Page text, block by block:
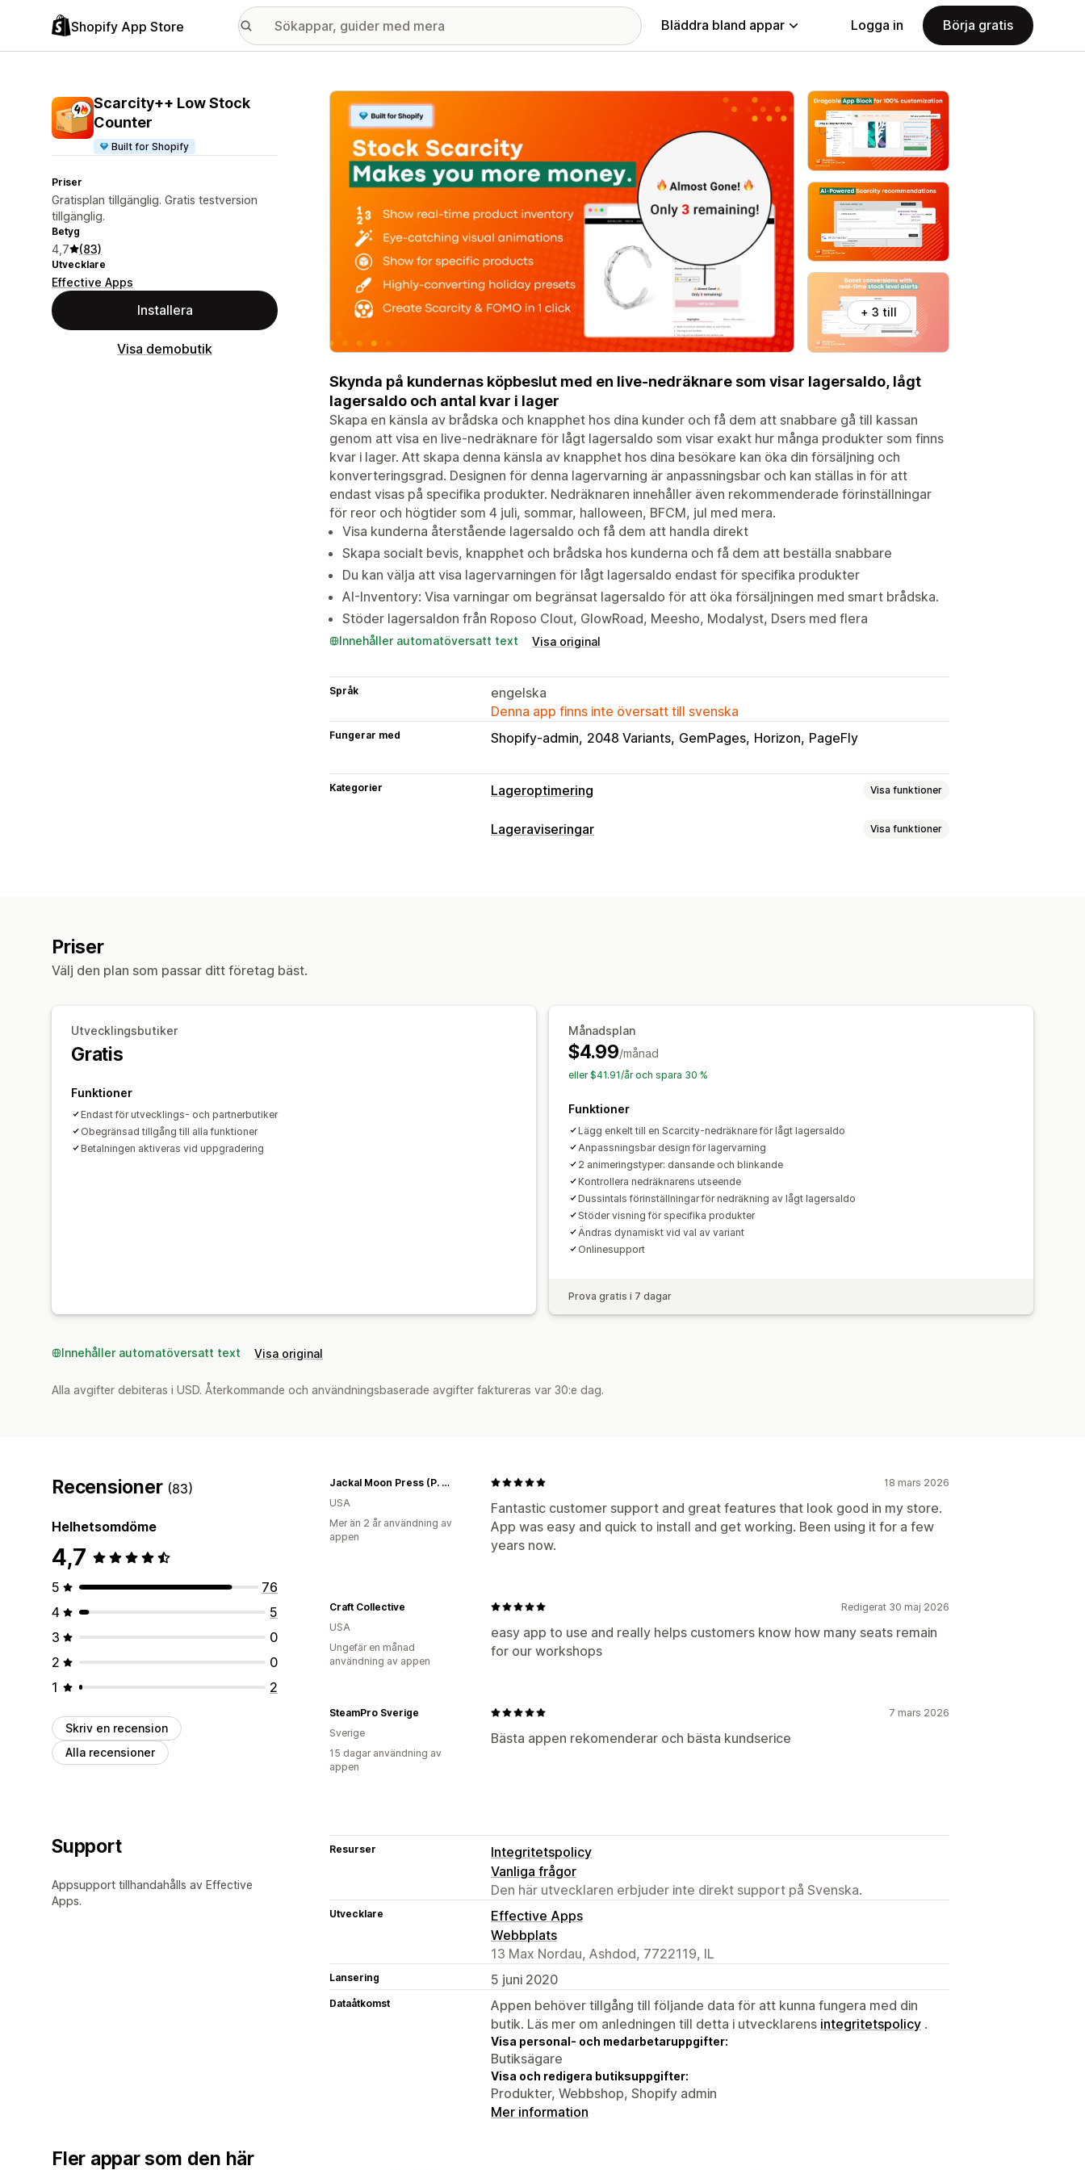
Shopify App Store Bläddra bland appar Logga in Börja gratis
Scarcity++ Low Stock
Counter
Built for Shopify
Priser
Gratisplan tillgänglig. Gratis testversion
tillgänglig.
Betyg
4,7 (83)
Utvecklare
Effective Apps
Installera
Visa demobutik
Galleri med utvalda bilder
+ 3 till
Skynda på kundernas köpbeslut med en live-nedräknare som visar lagersaldo, lågt
lagersaldo och antal kvar i lager
Skapa en känsla av brådska och knapphet hos dina kunder och få dem att snabbare gå till kassan
genom att visa en live-nedräknare för lågt lagersaldo som visar exakt hur många produkter som finns
kvar i lager. Att skapa denna känsla av knapphet hos dina besökare kan öka din försäljning och
konverteringsgrad. Designen för denna lagervarning är anpassningsbar och kan ställas in för att
endast visas på specifika produkter. Nedräknaren innehåller även rekommenderade förinställningar
för reor och högtider som 4 juli, sommar, halloween, BFCM, jul med mera.
Visa kunderna återstående lagersaldo och få dem att handla direkt
Skapa socialt bevis, knapphet och brådska hos kunderna och få dem att beställa snabbare
Du kan välja att visa lagervarningen för lågt lagersaldo endast för specifika produkter
AI-Inventory: Visa varningar om begränsat lagersaldo för att öka försäljningen med smart brådska.
Stöder lagersaldon från Roposo Clout, GlowRoad, Meesho, Modalyst, Dsers med flera
Innehåller automatöversatt text Visa original
Språk
engelska
Denna app finns inte översatt till svenska
Fungerar med Shopify-admin 2048 Variants GemPages Horizon PageFly
Kategorier Lageroptimering Visa funktioner
Lagerhantering
Lageraviseringar Visa funktioner
Priser
Välj den plan som passar ditt företag bäst.
Utvecklingsbutiker
Gratis
Funktioner
Endast för utvecklings- och partnerbutiker
Obegränsad tillgång till alla funktioner
Betalningen aktiveras vid uppgradering
Månadsplan
$4.99/månad
eller $41.91/år och spara 30 %
Funktioner
Lägg enkelt till en Scarcity-nedräknare för lågt lagersaldo
Anpassningsbar design för lagervarning
2 animeringstyper: dansande och blinkande
Kontrollera nedräknarens utseende
Dussintals förinställningar för nedräkning av lågt lagersaldo
Stöder visning för specifika produkter
Ändras dynamiskt vid val av variant
Onlinesupport
Prova gratis i 7 dagar
Innehåller automatöversatt text Visa original
Alla avgifter debiteras i USD. Återkommande och användningsbaserade avgifter faktureras var 30:e dag.
Recensioner (83)
Helhetsomdöme
4,7
5
76
4
5
3
0
2
0
1
2
Skriv en recension
Alla recensioner
18 mars 2026
Fantastic customer support and great features that look good in my store.
App was easy and quick to install and get working. Been using it for a few
years now.
Jackal Moon Press (P. Anastasia)
USA
Mer än 2 år användning av
appen
Redigerat 30 maj 2026
easy app to use and really helps customers know how many seats remain
for our workshops
Craft Collective
USA
Ungefär en månad
användning av appen
7 mars 2026
Bästa appen rekomenderar och bästa kundserice
SteamPro Sverige
Sverige
15 dagar användning av
appen
Support
Appsupport tillhandahålls av Effective
Apps.
Resurser
Integritetspolicy
Vanliga frågor
Den här utvecklaren erbjuder inte direkt support på Svenska.
Utvecklare
Effective Apps
Webbplats
13 Max Nordau, Ashdod, 7722119, IL
Lansering 5 juni 2020
Dataåtkomst
Appen behöver tillgång till följande data för att kunna fungera med din
butik. Läs mer om anledningen till detta i utvecklarens integritetspolicy .
Visa personal- och medarbetaruppgifter:
Butiksägare
Visa och redigera butiksuppgifter:
Produkter, Webbshop, Shopify admin
Mer information
Fler appar som den här